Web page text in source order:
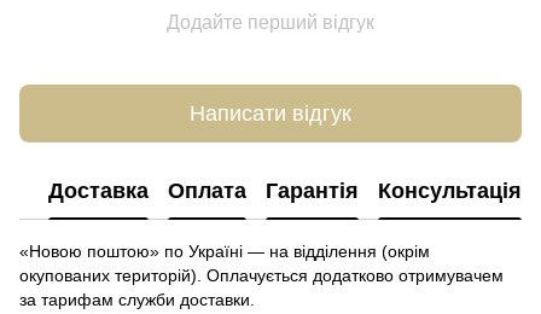
Додайте перший відгук
Написати відгук
Доставка Оплата Гарантія Консультація
«Новою поштою» по Україні — на відділення (окрім
окупованих територій). Оплачується додатково отримувачем
за тарифам служби доставки.